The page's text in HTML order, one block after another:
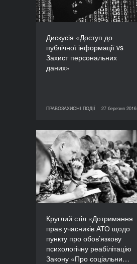
Дискусія «Доступ до
публічної інформації vs
Захист персональних
даних»
ПРАВОЗАХИСНІ ПОДІЇ 27 березня 2016
ТРИВАЛІСТЬ
90’
ПРАВОЗАХИСНІ ПОДІЇ
27 березня 2016
Круглий стіл «Дотримання
прав учасників АТО щодо
пункту про обов’язкову
психологічну реабілітацію
Закону «Про соціальни…
Круглий стіл
«Дотримання прав
учасників АТО щодо
пункту про обов’язкову
психологічну
реабілітацію Закону
«Про соціальний і
правовий захист
військовослужбовців та
членів їхніх сімей»
ТРИВАЛІСТЬ